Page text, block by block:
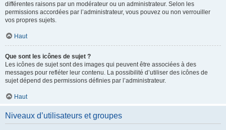
différentes raisons par un modérateur ou un administrateur. Selon les
permissions accordées par l’administrateur, vous pouvez ou non verrouiller
vos propres sujets.
Haut
Que sont les icônes de sujet ?
Les icônes de sujet sont des images qui peuvent être associées à des
messages pour refléter leur contenu. La possibilité d’utiliser des icônes de
sujet dépend des permissions définies par l’administrateur.
Haut
Niveaux d’utilisateurs et groupes